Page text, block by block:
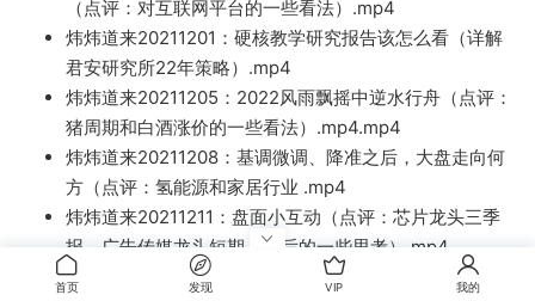
（点评：对互联网平台的一些看法） .mp4
炜炜道来20211201：硬核教学研究报告该怎么看（详解
君安研究所22年策略）.mp4
炜炜道来20211205：2022风雨飘摇中逆水行舟（ 点评：
猪周期和白酒涨价的一些看法）.mp4.mp4
炜炜道来20211208：基调微调、降准之后，大盘走向何
方（点评：氢能源和家居行业 .mp4
炜炜道来20211211：盘面小互动 （点评：芯片龙头三季
报、广告传媒龙头短期上涨后的一些思考）.mp4
炜
0211215：只有你的
认知才能完成你的变现
首页 发现 VIP 我的